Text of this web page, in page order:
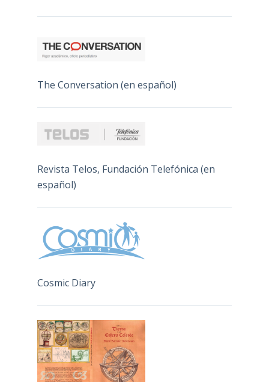
The Conversation (en español)
Revista Telos, Fundación Telefónica (en
español)
Cosmic Diary